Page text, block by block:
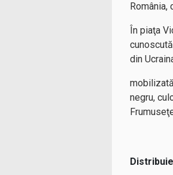
România,
În piaţa
din
negru,